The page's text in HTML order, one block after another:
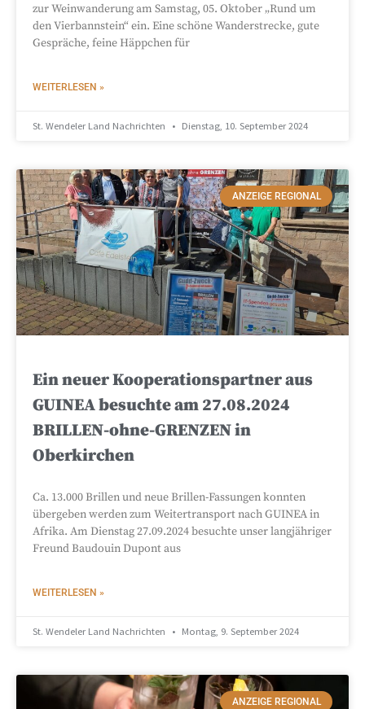
zur Weinwanderung am Samstag, 05. Oktober „Rund um
den Vierbannstein“ ein. Eine schöne Wanderstrecke, gute
Gespräche, feine Häppchen für
WEITERLESEN »
St. Wendeler Land Nachrichten Dienstag, 10. September 2024
ANZEIGE REGIONAL
Ein neuer Kooperationspartner aus
GUINEA besuchte am 27.08.2024
BRILLEN-ohne-GRENZEN in
Oberkirchen
Ca. 13.000 Brillen und neue Brillen-Fassungen konnten
übergeben werden zum Weitertransport nach GUINEA in
Afrika. Am Dienstag 27.09.2024 besuchte unser langjähriger
Freund Baudouin Dupont aus
WEITERLESEN »
St. Wendeler Land Nachrichten Montag, 9. September 2024
ANZEIGE REGIONAL